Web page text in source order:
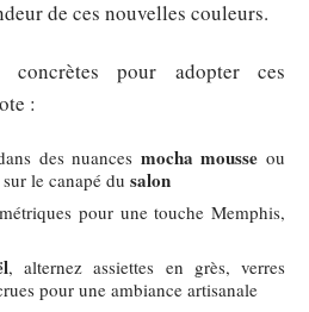
de ces nouvelles couleurs.
concrètes pour adopter ces
:
des nuances mocha mousse ou
le canapé du salon
pour une touche Memphis,
, alternez assiettes en grès, verres
pour une ambiance artisanale